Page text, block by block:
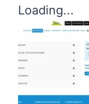
Loading...